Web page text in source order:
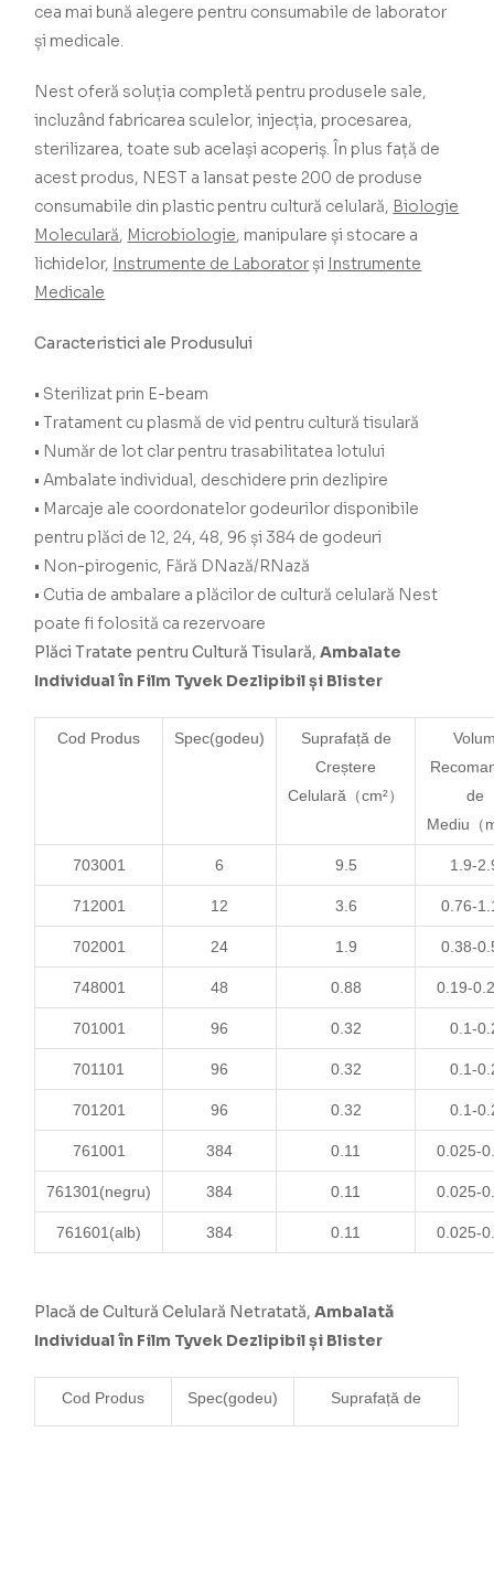
cea mai bună alegere pentru consumabile de laborator
și medicale.
Nest oferă soluția completă pentru produsele sale,
incluzând fabricarea sculelor, injecția, procesarea,
sterilizarea, toate sub același acoperiș.În plus față de
acest produs, NEST a lansat peste 200 de produse
consumabile din plastic pentru cultură celulară, Biologie
Moleculară, Microbiologie, manipulare și stocare a
lichidelor, Instrumente de Laborator și Instrumente
Medicale
Caracteristici ale Produsului
• Sterilizat prin E-beam
• Tratament cu plasmă de vid pentru cultură tisulară
• Număr de lot clar pentru trasabilitatea lotului
• Ambalate individual, deschidere prin dezlipire
• Marcaje ale coordonatelor godeurilor disponibile
pentru plăci de 12, 24, 48, 96 și 384 de godeuri
• Non-pirogenic, Fără DNază/RNază
• Cutia de ambalare a plăcilor de cultură celulară Nest
poate fi folosită ca rezervoare
Plăci Tratate pentru Cultură Tisulară,Ambalate
Individual în Film Tyvek Dezlipibil și Blister
Cod Produs Spec(godeu)
Suprafață de
Creștere
Celulară （cm²）
de
Mediu（
703001 6 9.5 1.9-
712001 12 3.6 0.76-
702001 24 1.9 0.38-
748001 48 0.88 0.19-
701001 96 0.32 0.1-
701101 96 0.32 0.1-
701201 96 0.32 0.1-
761001 384 0.11 0.025-
761301(negru) 384 0.11 0.025-
761601 (alb) 384 0.11 0.025-
Placă de Cultură Celulară Netratată,Ambalată
Individual în Film Tyvek Dezlipibil și Blister
Cod Produs Spec(godeu) Suprafață de